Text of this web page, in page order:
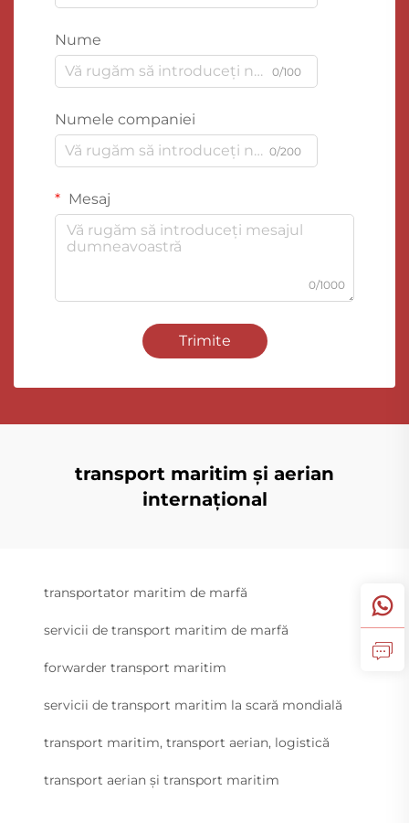
Nume
0/100
Numele companiei
0/200
Mesaj
0/1000
Trimite
transport maritim și aerian
internațional
transportator maritim de marfă
servicii de transport maritim de marfă
forwarder transport maritim
servicii de transport maritim la scară mondială
transport maritim, transport aerian, logistică
transport aerian și transport maritim